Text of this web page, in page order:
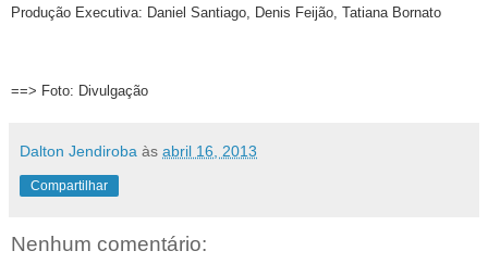
Produção Executiva: Daniel Santiago, Denis Feijão, Tatiana Bornato
==> Foto: Divulgação
Dalton Jendiroba às abril 16, 2013
Compartilhar
Nenhum comentário: